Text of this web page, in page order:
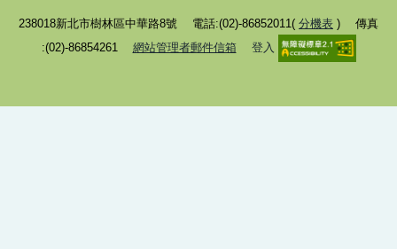
其他E化服務說明
238018新北市樹林區中華路8號 電話:(02)-86852011( 分機表 ) 傳真
:(02)-86854261 網站管理者郵件信箱 登入